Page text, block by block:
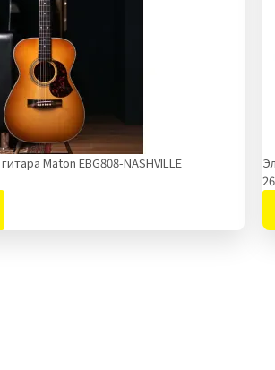
Maton EBG808-NASHVILLE